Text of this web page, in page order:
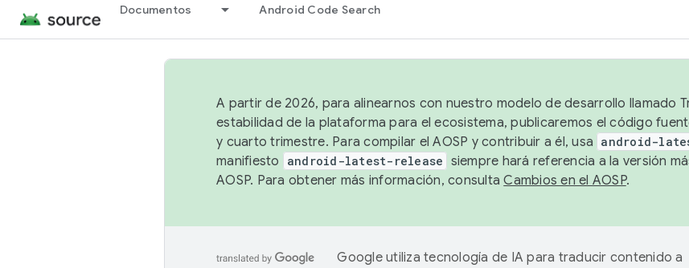
Documentos Android Code Search
A partir de 2026, para alinearnos con nuestro modelo de desarrollo llamado
estabilidad de la plataforma para el ecosistema, publicaremos el código
y cuarto trimestre. Para compilar el AOSP y contribuir a él, usa android-
manifiesto
android-latest-release siempre hará referencia a la versión
AOSP. Para obtener más información, consultaCambios en el AOSP.
Google utiliza tecnología de IA para traducir contenido a